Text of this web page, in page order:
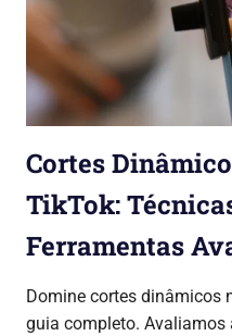
Cortes
TikTok:
Ferramentas
Domine cortes dinâmicos
guia completo. Avaliamos